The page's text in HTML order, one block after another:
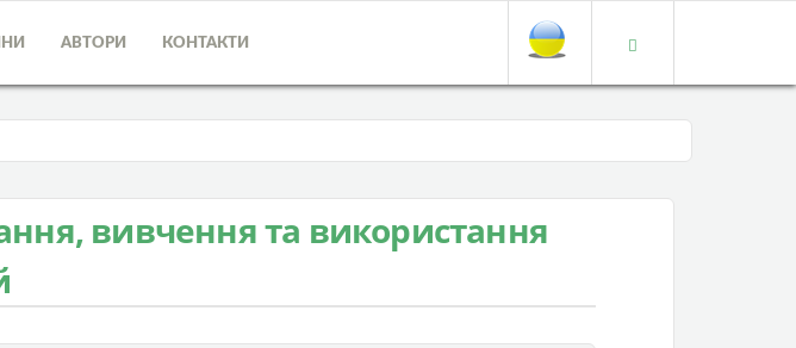
АВТОРИ КОНТАКТИ
вивчення та використання